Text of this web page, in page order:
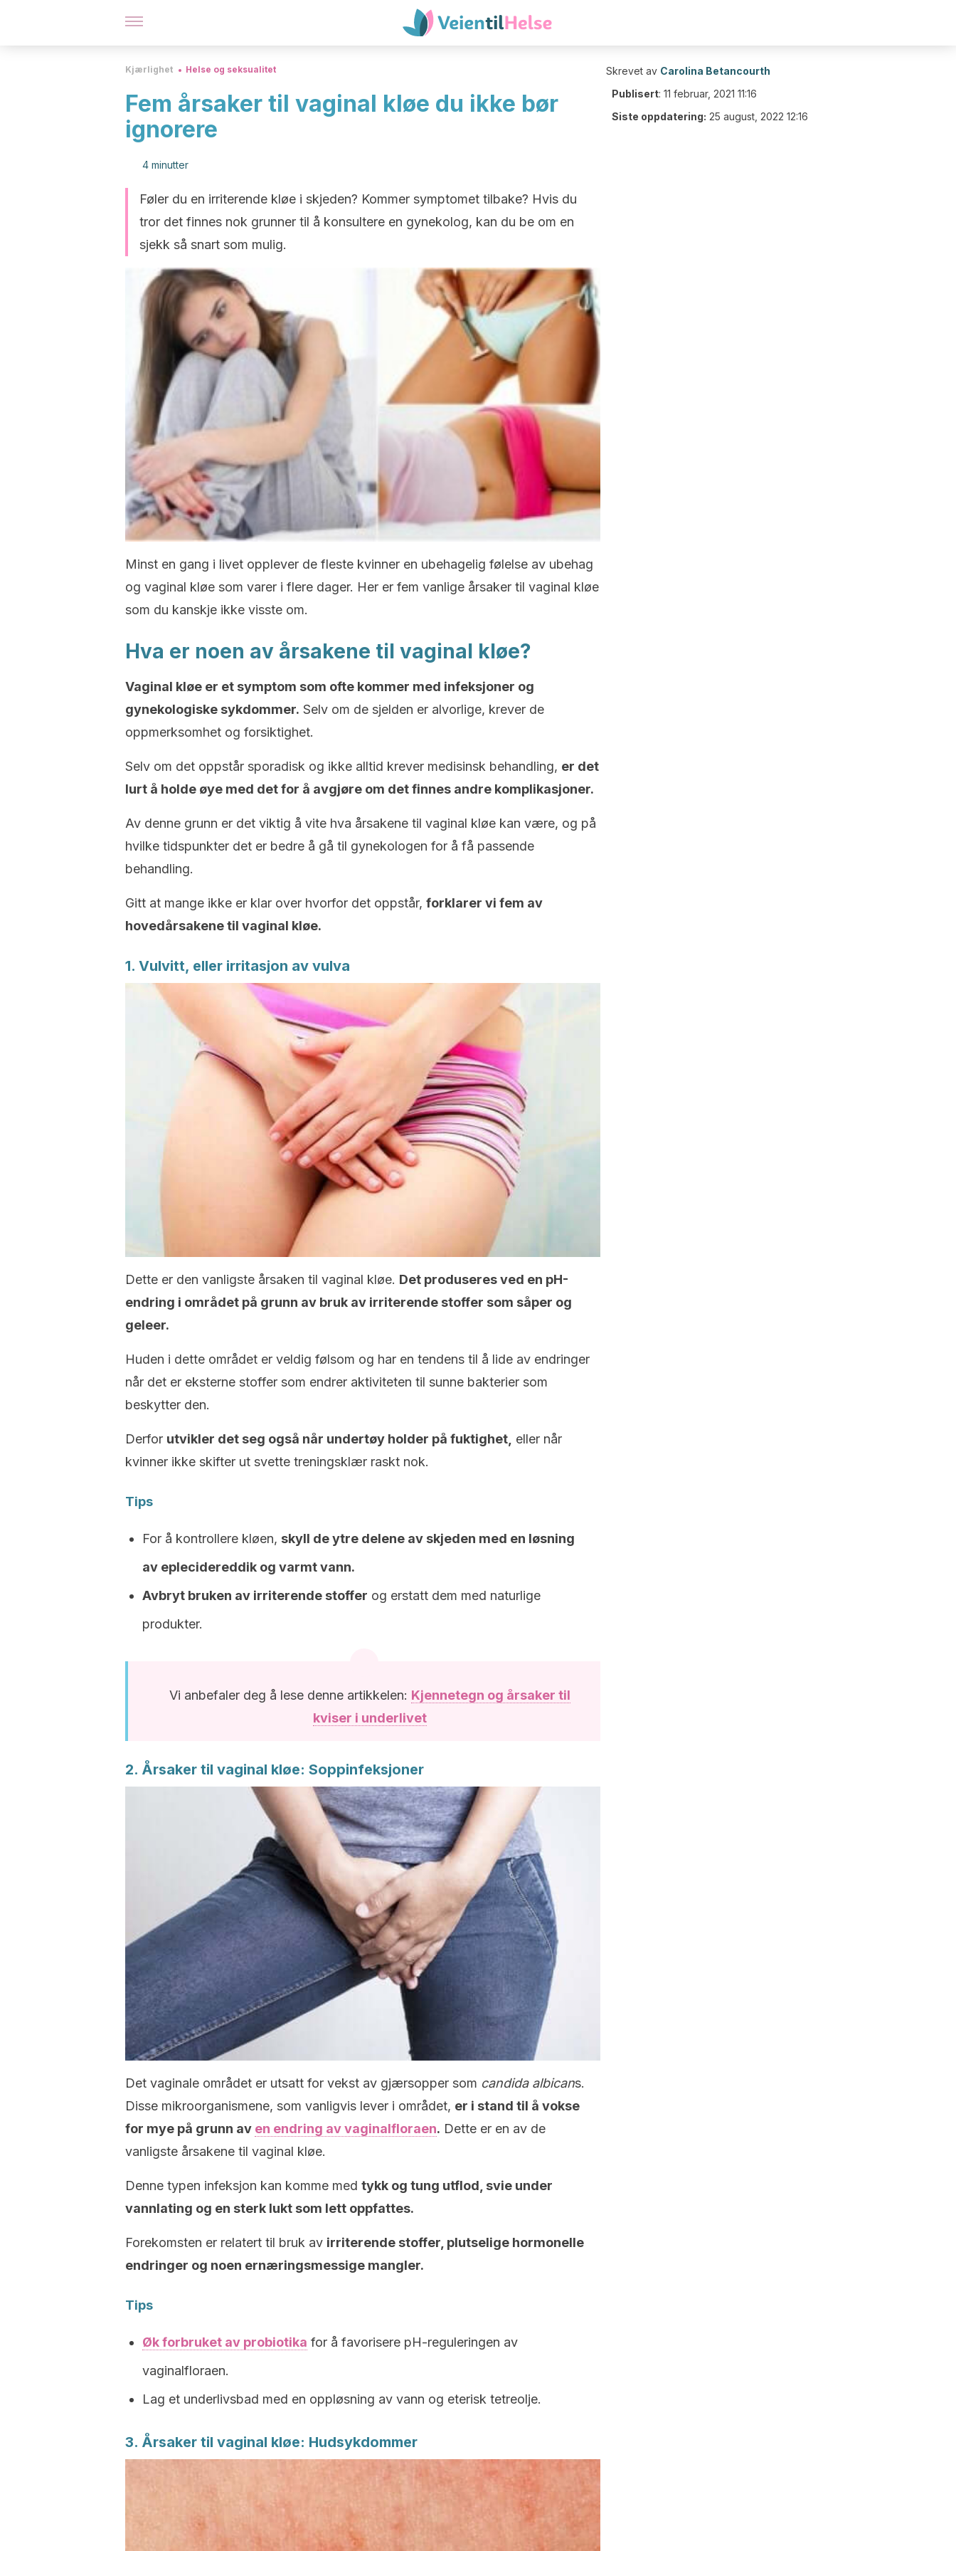
Kjærlighet Helse og seksualitet
Fem årsaker til vaginal kløe du ikke bør
ignorere
4 minutter
Føler du en irriterende kløe i skjeden? Kommer symptomet tilbake? Hvis du
tror det finnes nok grunner til å konsultere en gynekolog, kan du be om en
sjekk så snart som mulig.
Minst en gang i livet opplever de fleste kvinner en ubehagelig følelse av ubehag
og vaginal kløe som varer i flere dager. Her er fem vanlige årsaker til vaginal kløe
som du kanskje ikke visste om.
Hva er noen av årsakene til vaginal kløe?
Vaginal kløe er et symptom som ofte kommer med infeksjoner og
gynekologiske sykdommer. Selv om de sjelden er alvorlige, krever de
oppmerksomhet og forsiktighet.
Selv om det oppstår sporadisk og ikke alltid krever medisinsk behandling, er det
lurt å holde øye med det for å avgjøre om det finnes andre komplikasjoner.
Av denne grunn er det viktig å vite hva årsakene til vaginal kløe kan være, og på
hvilke tidspunkter det er bedre å gå til gynekologen for å få passende
behandling.
Gitt at mange ikke er klar over hvorfor det oppstår, forklarer vi fem av
hovedårsakene til vaginal kløe.
1. Vulvitt, eller irritasjon av vulva
Dette er den vanligste årsaken til vaginal kløe. Det produseres ved en pH-
endring i området på grunn av bruk av irriterende stoffer som såper og
geleer.
Huden i dette området er veldig følsom og har en tendens til å lide av endringer
når det er eksterne stoffer som endrer aktiviteten til sunne bakterier som
beskytter den.
Derfor utvikler det seg også når undertøy holder på fuktighet, eller når
kvinner ikke skifter ut svette treningsklær raskt nok.
Tips
For å kontrollere kløen, skyll de ytre delene av skjeden med en løsning
av eplecidereddik og varmt vann.
Avbryt bruken av irriterende stoffer og erstatt dem med naturlige
produkter.
Vi anbefaler deg å lese denne artikkelen: Kjennetegn og årsaker til
kviser i underlivet
2. Årsaker til vaginal kløe: Soppinfeksjoner
Det vaginale området er utsatt for vekst av gjærsopper som candida albicans.
Disse mikroorganismene, som vanligvis lever i området, er i stand til å vokse
for mye på grunn av en endring av vaginalfloraen. Dette er en av de
vanligste årsakene til vaginal kløe.
Denne typen infeksjon kan komme med tykk og tung utflod, svie under
vannlating og en sterk lukt som lett oppfattes.
Forekomsten er relatert til bruk av irriterende stoffer, plutselige hormonelle
endringer og noen ernæringsmessige mangler.
Tips
Øk forbruket av probiotika for å favorisere pH-reguleringen av
vaginalfloraen.
Lag et underlivsbad med en oppløsning av vann og eterisk tetreolje.
3. Årsaker til vaginal kløe: Hudsykdommer
Skrevet av Carolina Betancourth
Publisert: 11 februar, 2021 11:16
Siste oppdatering: 25 august, 2022 12:16